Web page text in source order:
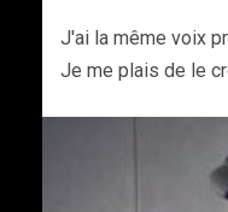
J'ai la même voix
Je me plais de le